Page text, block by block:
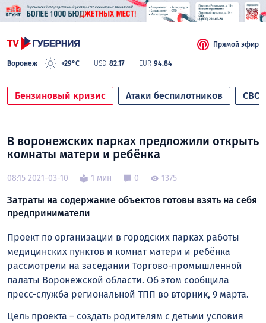
Воронеж +29°C USD 82.17 EUR 94.84
Прямой эфир
Бензиновый кризис Атаки беспилотников СВО
В воронежских парках предложили открыть
комнаты матери и ребёнка
08:15 2021-03-10 1 мин 0 1375
Затраты на содержание объектов готовы взять на себя
предприниматели
Проект по организации в городских парках работы
медицинских пунктов и комнат матери и ребёнка
рассмотрели на заседании Торгово-промышленной
палаты Воронежской области. Об этом сообщила
пресс-служба региональной ТПП во вторник, 9 марта.
Цель проекта – создать родителям с детьми условия